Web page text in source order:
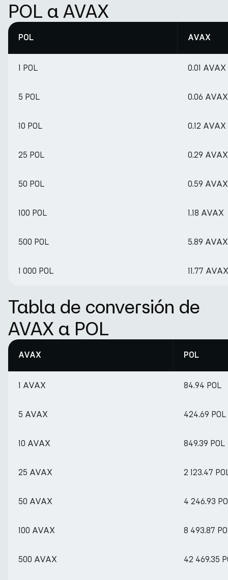
POL a AVAX
POL AVAX
1 POL 0.01 AVAX
5 POL 0.06 AVAX
10 POL 0.12 AVAX
25 POL 0.29 AVAX
50 POL 0.59 AVAX
100 POL 1.18 AVAX
500 POL 5.89 AVAX
1 000 POL 11.77 AVAX
Tabla de conversión de
AVAX a POL
AVAX POL
1 AVAX 84.94 POL
5 AVAX 424.69 POL
10 AVAX 849.39 POL
25 AVAX 2 123.47
50 AVAX 4 246.93
100 AVAX 8 493.87
500 AVAX 42 469.35